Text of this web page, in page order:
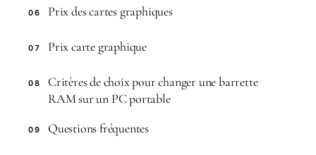
06 Prix des cartes graphiques
07 Prix carte graphique
08
Critères de choix pour changer une barrette
RAM sur un PC portable
09 Questions fréquentes